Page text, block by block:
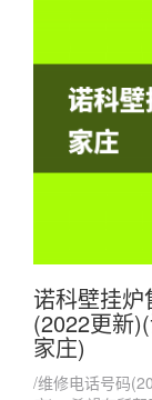
诺科壁挂
(2022更新
家庄)
/维修电话号码